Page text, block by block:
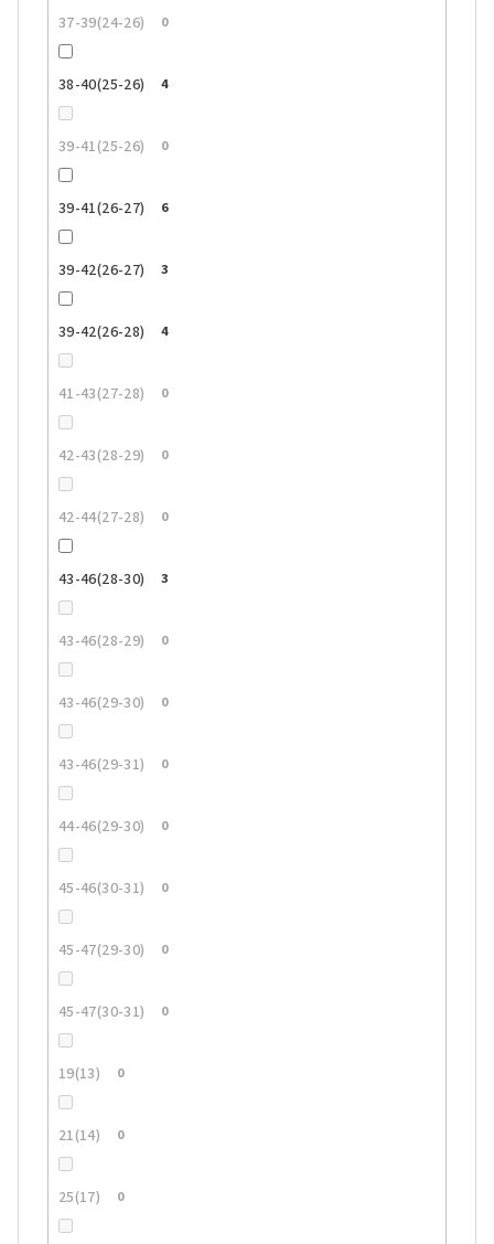
37-39(24-26) 0
38-40(25-26) 4
39-41(25-26) 0
39-41(26-27) 6
39-42(26-27) 3
39-42(26-28) 4
41-43(27-28) 0
42-43(28-29) 0
42-44(27-28) 0
43-46(28-30) 3
43-46(28-29) 0
43-46(29-30) 0
43-46(29-31) 0
44-46(29-30) 0
45-46(30-31) 0
45-47(29-30) 0
45-47(30-31) 0
19(13) 0
21(14) 0
25(17) 0